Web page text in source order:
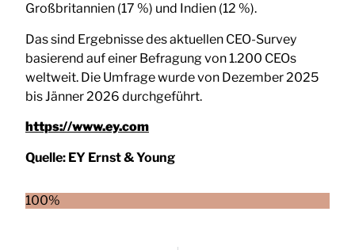
Großbritannien (17 %) und Indien (12 %).
Das sind Ergebnisse des aktuellen CEO-Survey
basierend auf einer Befragung von 1.200 CEOs
weltweit. Die Umfrage wurde von Dezember 2025
bis Jänner 2026 durchgeführt.
https://www.ey.com
Quelle: EY Ernst & Young
100%